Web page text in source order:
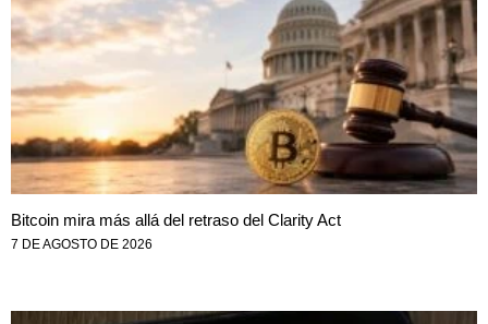
Bitcoin mira más allá del retraso del Clarity Act
7 DE AGOSTO DE 2026